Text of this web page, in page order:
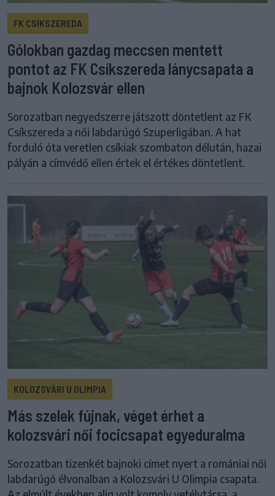
FK CSÍKSZEREDA
Gólokban gazdag meccsen mentett
pontot az FK Csíkszereda lánycsapata a
bajnok Kolozsvár ellen
Sorozatban negyedszerre játszott döntetlent az FK
Csíkszereda a női labdarúgó Szuperligában. A hat
forduló óta veretlen csíkiak szombaton délután, hazai
pályán a címvédő ellen értek el értékes döntetlent.
KOLOZSVÁRI U OLIMPIA
Más szelek fújnak, véget érhet a
kolozsvári női focicsapat egyeduralma
Sorozatban tizenkét bajnoki címet nyert a romániai női
labdarúgó élvonalban a Kolozsvári U Olimpia csapata.